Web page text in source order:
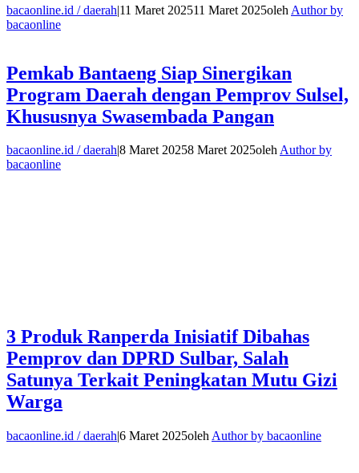
bacaonline.id / daerah|11 Maret 202511 Maret 2025oleh Author by
bacaonline
Pemkab Bantaeng Siap Sinergikan
Program Daerah dengan Pemprov Sulsel,
Khususnya Swasembada Pangan
bacaonline.id / daerah8 Maret 20258 Maret 2025olehAuthor by
bacaonline
3 Produk Ranperda Inisiatif Dibahas
Pemprov dan DPRD Sulbar, Salah
Satunya Terkait Peningkatan Mutu Gizi
Warga
bacaonline.id / daerah|6 Maret 2025oleh Author by bacaonline